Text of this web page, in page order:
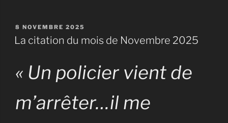
PUBLIÉ
LE
8 NOVEMBRE 2025
La citation du mois de Novembre 2025
« Un policier vient de
m’arrêter…il me